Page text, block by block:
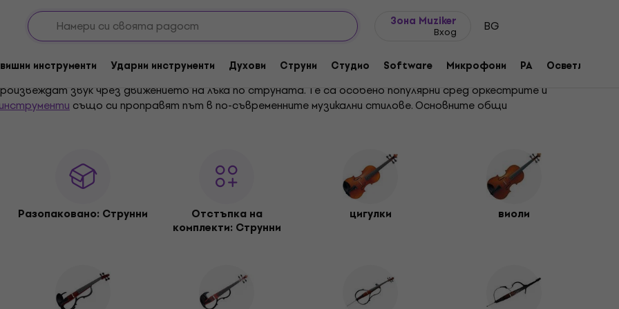
Зона Muziker
Вход BG
инструменти Ударни инструменти Духови Струни Студио Software Микрофони PA Осветление
звук чрез движението на лъка по струната. Те са особено популярни сред оркестрите и
също си проправят път в по-съвременните музикални стилове. Основните общи
познаваме
. Електрическите цигулки се използват главно извън
Като допълнение предлагаме и
аксесоари за цигулка
на цигулката, и следователно е много подобна на нея. За разлика от цигулката обаче тя е настроена с
виола се използва главно в популярната музика. Предлагат се и
violoncello, която означава „малка басова виола“. Използва се най-вече в класическата музика като
се не само в оркестри, но и в рокабили, джаз и фолк. Поради размера си изисква повече сила и
електрически контрабаси иаксесоари за контрабаси
Разопакованo: Струнни
Отстъпка на
комплекти: Струнни
цигулки виоли